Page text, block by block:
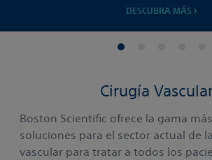
DESCUBRA MÁS
Cirugía
Boston Scientific ofrece la gama
soluciones para el sector actual de
vascular para tratar a todos los